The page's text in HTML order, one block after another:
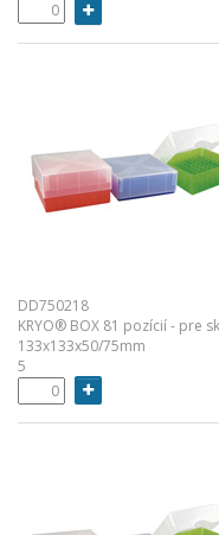
DD750218
KRYO® BOX 81 pozícií - pre
133x133x50/75mm
5